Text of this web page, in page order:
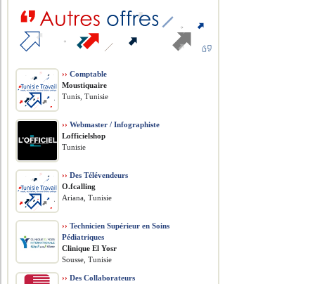
›› Comptable
Moustiquaire
Tunis, Tunisie
›› Webmaster / Infographiste
Lofficielshop
Tunisie
›› Des Télévendeurs
O.fcalling
Ariana, Tunisie
›› Technicien Supérieur en Soins
Pédiatriques
Clinique El Yosr
Sousse, Tunisie
›› Des Collaborateurs